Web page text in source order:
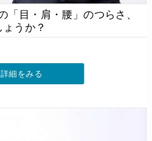
目・肩・腰」のつらさ、
うか？
詳細をみる